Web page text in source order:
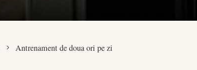
Antrenament de doua ori pe zi